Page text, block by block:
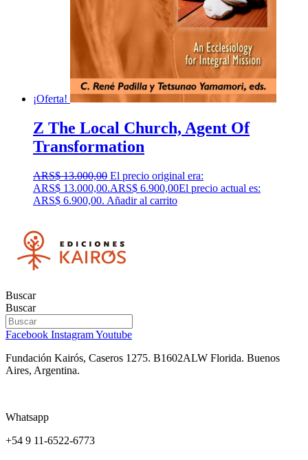
¡Oferta!
Z The Local Church, Agent Of
Transformation
ARS$13.000,00 El precio original era:
ARS$ 13.000,00.ARS$ 6.900,00El precio actual es:
ARS$ 6.900,00. Añadir al carrito
Buscar
Buscar
Facebook InstagramYoutube
Fundación Kairós, Caseros 1275. B1602ALW Florida. Buenos
Aires, Argentina.
Whatsapp
+54 9 11-6522-6773